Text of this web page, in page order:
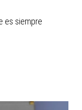
es siempre